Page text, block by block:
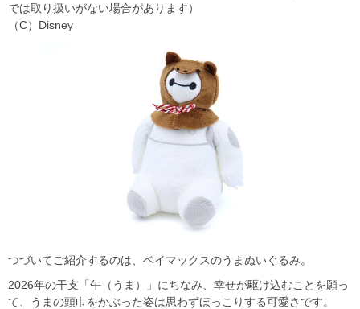
では取り扱いがない場合があります）
（C）Disney
つづいてご紹介するのは、ベイマックスのうまぬいぐるみ。
2026年の干支「午（うま）」にちなみ、幸せが駆け込むことを願っ
て、うまの頭巾をかぶった姿は思わずほっこりする可愛さです。